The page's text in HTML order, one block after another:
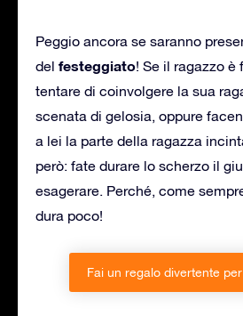
Peggio ancora se saranno
del festeggiato! Se il ragazzo è
tentare di coinvolgere la sua
scenata di gelosia, oppure
a lei la parte della ragazza
però: fate durare lo scherzo il
esagerare. Perché, come
dura poco!
Fai un regalo divertente